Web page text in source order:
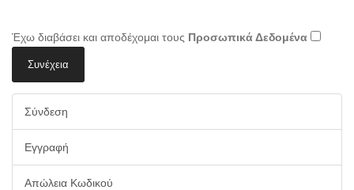
Έχω διαβάσει και αποδέχομαι τους Προσωπικά Δεδομένα
Σύνδεση
Εγγραφή
Απώλεια Κωδικού